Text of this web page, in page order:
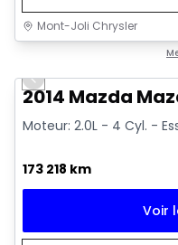
Mont-Joli Chrysler
Vidéo disponible
Previous slide
2014 Mazda
Moteur: 2.0L - 4 Cyl. -
173 218 km
Voir